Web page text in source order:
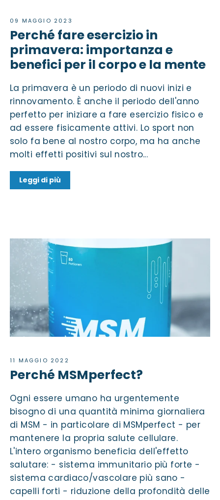
09 MAGGIO 2023
Perché fare esercizio in
primavera: importanza e
benefici per il corpo e la mente
La primavera è un periodo di nuovi inizi e
rinnovamento. È anche il periodo dell'anno
perfetto per iniziare a fare esercizio fisico e
ad essere fisicamente attivi. Lo sport non
solo fa bene al nostro corpo, ma ha anche
molti effetti positivi sul nostro...
Leggi di più
11 MAGGIO 2022
Perché MSMperfect?
Ogni essere umano ha urgentemente
bisogno di una quantità minima giornaliera
di MSM - in particolare di MSMperfect - per
mantenere la propria salute cellulare.
L'intero organismo beneficia dell'effetto
salutare: - sistema immunitario più forte -
sistema cardiaco/vascolare più sano -
capelli forti - riduzione della profondità delle